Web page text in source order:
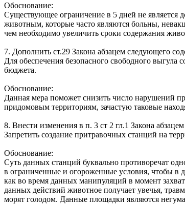
Обоснование:
Существующее ограничение в 5 дней не является
животным, которые часто являются больны,
чем необходимо увеличить сроки содержания
7. Дополнить ст.29 Закона абзацем следующего
Для обеспечения безопасного свободного выгула
бюджета.
Обоснование:
Данная мера поможет снизить число нарушений
придомовым территориям, зачастую таковые
8. Внести изменения в п. 3 ст 2 гл.1 Закона
Запретить создание притравочных станций на
Обоснование:
Суть данных станций буквально противоречат
в ограниченные и огороженные условия, чтобы в
как во время данных манипуляций в момент
данных действий животное получает увечья,
морят голодом. Данные площадки являются